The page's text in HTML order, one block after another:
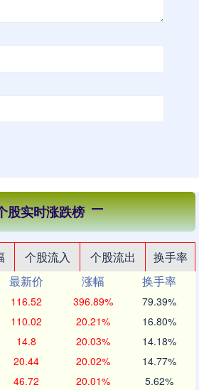
股实时涨跌榜
个股流入 个股流出
换手率
最新价 涨幅
换手率
116.52 396.89% 79.39%
110.02 20.21% 16.80%
14.8 20.03% 14.18%
20.44 20.02% 14.77%
46.72 20.01% 5.62%